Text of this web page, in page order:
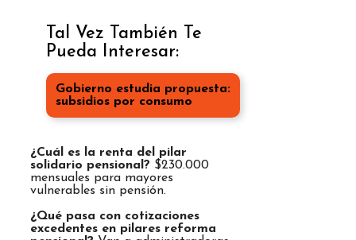
Tal Vez También Te
Pueda Interesar:
Gobierno estudia propuesta:
subsidios por consumo
¿Cuál es la renta del pilar
solidario pensional? $230.000
mensuales para mayores
vulnerables sin pensión.
¿Qué pasa con cotizaciones
excedentes en pilares reforma